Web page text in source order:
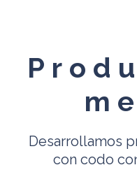
Desarrollamos
con codo